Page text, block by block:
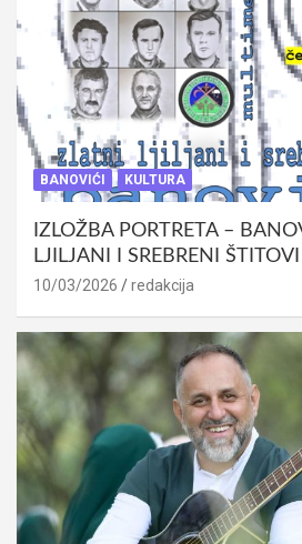
BANOVIĆI KULTURA
IZLOŽBA PORTRETA –
LJILJANI I SREBRENI ŠTITOVI
10/03/2026 redakcija